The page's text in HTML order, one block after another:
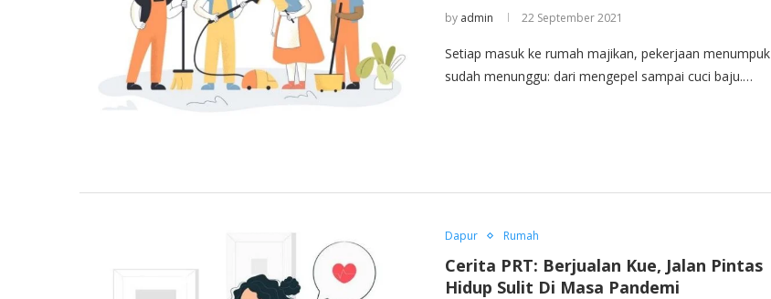
by admin 22 September 2021
Setiap masuk ke rumah majikan, pekerjaan menumpuk
sudah menunggu: dari mengepel sampai cuci baju.…
Dapur Rumah
Cerita PRT: Berjualan Kue, Jalan Pintas
Hidup Sulit Di Masa Pandemi